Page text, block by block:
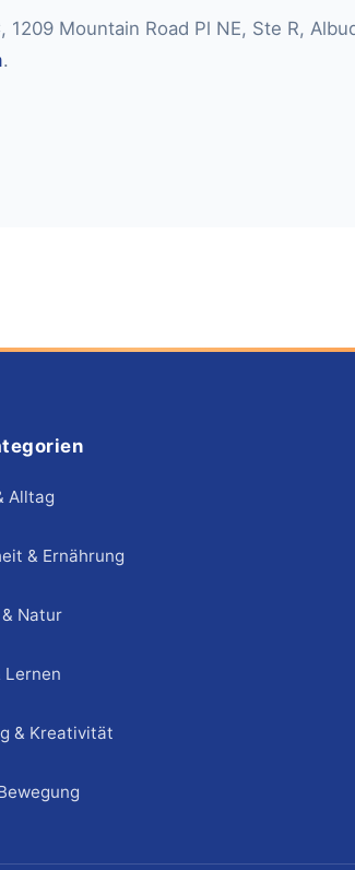
Mountain Road Pl NE, Ste R,
.
Alltag
& Ernährung
Natur
Lernen
& Kreativität